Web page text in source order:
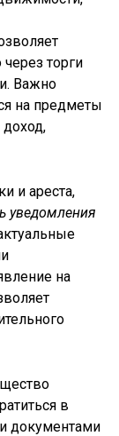
торги
Важно
на предметы
и ареста,
уведомления
на
в
документами